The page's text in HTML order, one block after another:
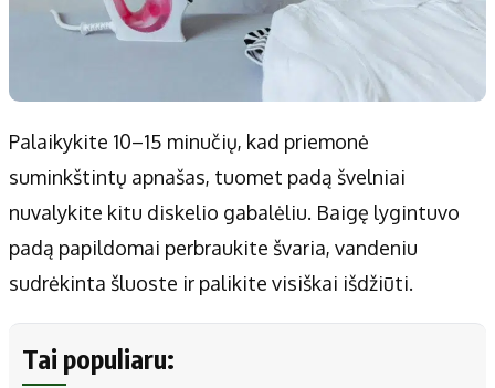
Palaikykite 10–15 minučių, kad priemonė
suminkštintų apnašas, tuomet padą švelniai
nuvalykite kitu diskelio gabalėliu. Baigę lygintuvo
padą papildomai perbraukite švaria, vandeniu
sudrėkinta šluoste ir palikite visiškai išdžiūti.
Tai populiaru: